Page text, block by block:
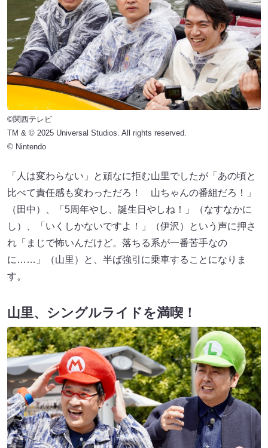
©関西テレビ
TM & © 2025 Universal Studios. All rights reserved.
© Nintendo
「人は変わらない」と頑なに拒む山里でしたが「あの頃と
比べて責任感も変わっただろ！ 山ちゃんの番組だろ！」
（田中）、「5周年やし、誕生日やしね！」（なすなかに
し）、「いくしかないですよ！」（伊沢）という声に押さ
れ「まじで怖いんだけど。落ちる系が一番苦手なの
に……」（山里）と、半ば強引に乗車することになりま
す。
山里、シングルライドを満喫！